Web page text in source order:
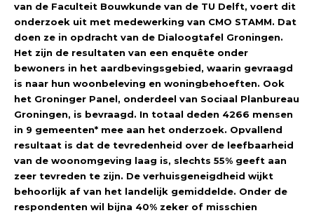
van de Faculteit Bouwkunde van de TU Delft, voert dit
onderzoek uit met medewerking van CMO STAMM. Dat
doen ze in opdracht van de Dialoogtafel Groningen.
Het zijn de resultaten van een enquête onder
bewoners in het aardbevingsgebied, waarin gevraagd
is naar hun woonbeleving en woningbehoeften. Ook
het Groninger Panel, onderdeel van Sociaal Planbureau
Groningen, is bevraagd. In totaal deden 4266 mensen
in 9 gemeenten* mee aan het onderzoek. Opvallend
resultaat is dat de tevredenheid over de leefbaarheid
van de woonomgeving laag is, slechts 55% geeft aan
zeer tevreden te zijn. De verhuisgeneigdheid wijkt
behoorlijk af van het landelijk gemiddelde. Onder de
respondenten wil bijna 40% zeker of misschien